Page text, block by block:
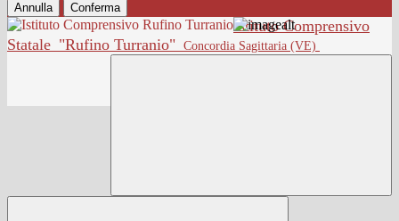
Annulla Conferma
Istituto Comprensivo
Statale "Rufino Turranio" Concordia Sagittaria (VE)